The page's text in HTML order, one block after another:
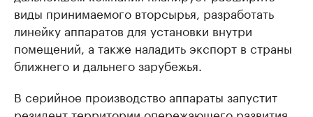
виды принимаемого вторсырья, разработать
линейку аппаратов для установки внутри
помещений, а также наладить экспорт в страны
ближнего и дальнего зарубежья.
В серийное производство аппараты запустит
резидент территории опережающего развития